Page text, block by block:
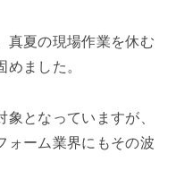
真夏の現場作業を休む
めました。
となっていますが、
ォーム業界にもその波